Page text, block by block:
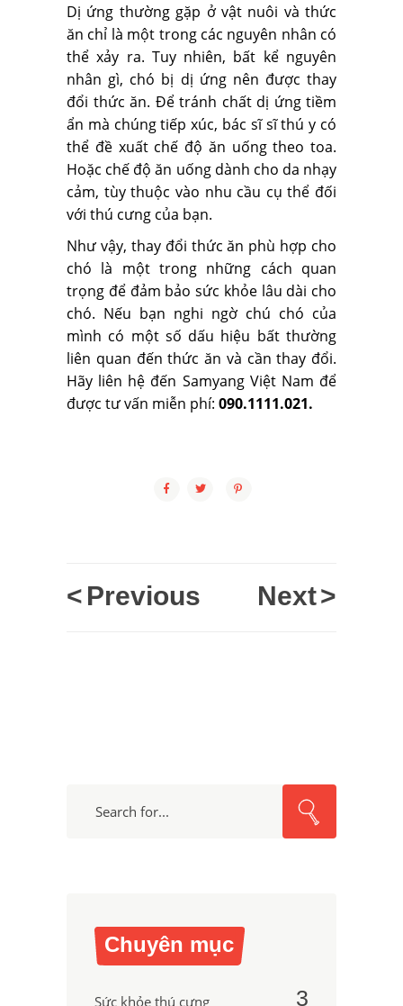
Dị ứng thường gặp ở vật nuôi và thức
ăn chỉ là một trong các nguyên nhân có
thể xảy ra. Tuy nhiên, bất kể nguyên
nhân gì, chó bị dị ứng nên được thay
đổi thức ăn. Để tránh chất dị ứng tiềm
ẩn mà chúng tiếp xúc, bác sĩ sĩ thú y có
thể đề xuất chế độ ăn uống theo toa.
Hoặc chế độ ăn uống dành cho da nhạy
cảm, tùy thuộc vào nhu cầu cụ thể đối
với thú cưng của bạn.
Như vậy, thay đổi thức ăn phù hợp cho
chó là một trong những cách quan
trọng để đảm bảo sức khỏe lâu dài cho
chó. Nếu bạn nghi ngờ chú chó của
mình có một số dấu hiệu bất thường
liên quan đến thức ăn và cần thay đổi.
Hãy liên hệ đến Samyang Việt Nam để
được tư vấn miễn phí: 090.1111.021.
< Previous >
Next
Chuyên mục
Sức khỏe thú cưng 3